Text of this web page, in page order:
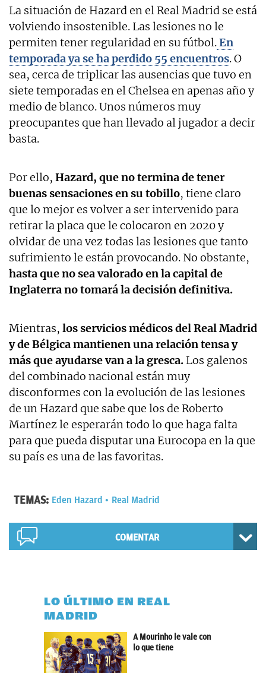
La situación de Hazard en el Real Madrid se está
volviendo insostenible. Las lesiones no le
permiten tener regularidad en su fútbol.En
temporada ya se ha perdido 55 encuentros. O
sea, cerca de triplicar las ausencias que tuvo en
siete temporadas en el Chelsea en apenas año y
medio de blanco. Unos números muy
preocupantes que han llevado al jugador a decir
basta.
Por ello, Hazard, que no termina de tener
buenas sensaciones en su tobillo, tiene claro
que lo mejor es volver a ser intervenido para
retirar la placa que le colocaron en 2020 y
olvidar de una vez todas las lesiones que tanto
sufrimiento le están provocando. No obstante,
hasta que no sea valorado en la capital de
Inglaterra no tomará la decisión definitiva.
Mientras, los servicios médicos del Real Madrid
y de Bélgica mantienen una relación tensa y
más que ayudarse van a la gresca. Los galenos
del combinado nacional están muy
disconformes con la evolución de las lesiones
de un Hazard que sabe que los de Roberto
Martínez le esperarán todo lo que haga falta
para que pueda disputar una Eurocopa en la que
su país es una de las favoritas.
TEMAS: Eden Hazard Real Madrid
COMENTAR
LO ÚLTIMO EN REAL
MADRID
A Mourinho le vale con
lo que tiene